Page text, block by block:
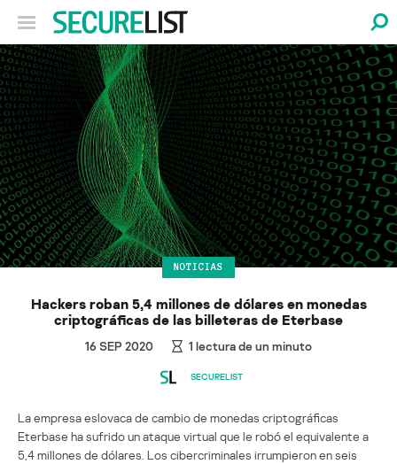
NOTICIAS
Hackers roban 5,4 millones de dólares en monedas
criptográficas de las billeteras de Eterbase
16 SEP 2020 1 lectura de un minuto
SECURELIST
La empresa eslovaca de cambio de monedas criptográficas
Eterbase ha sufrido un ataque virtual que le robó el equivalente a
5,4 millones de dólares. Los cibercriminales irrumpieron en seis